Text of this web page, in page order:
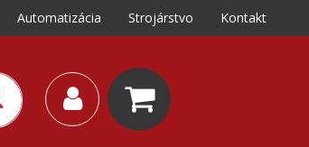
Automatizácia Strojárstvo Kontakt